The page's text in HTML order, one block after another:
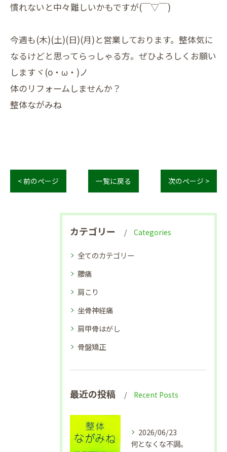
慣れないと中々難しいかもですが(￣▽￣)
今週も(木)(土)(日)(月)と営業しております。整体気に
なるけどと思ってらっしゃる方。ぜひよろしくお願い
しますヾ(o・ω・)ノ
体のリフォームしませんか？
整体ながみね
< 前のページ 一覧に戻る 次のページ >
カテゴリー Categories
全てのカテゴリー
腰痛
肩こり
坐骨神経痛
肩甲骨はがし
骨盤矯正
最近の投稿 Recent Posts
2026/06/23
何となくな不調。